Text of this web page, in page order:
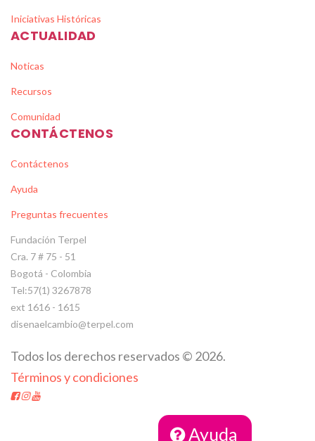
Ayuda
Iniciativas Históricas
ACTUALIDAD
Noticas
Recursos
Comunidad
CONTÁCTENOS
Contáctenos
Ayuda
Preguntas frecuentes
Fundación Terpel
Cra. 7 # 75 - 51
Bogotá - Colombia
Tel:57(1) 3267878
ext 1616 - 1615
disenaelcambio@terpel.com
Todos los derechos reservados © 2026.
Términos y condiciones